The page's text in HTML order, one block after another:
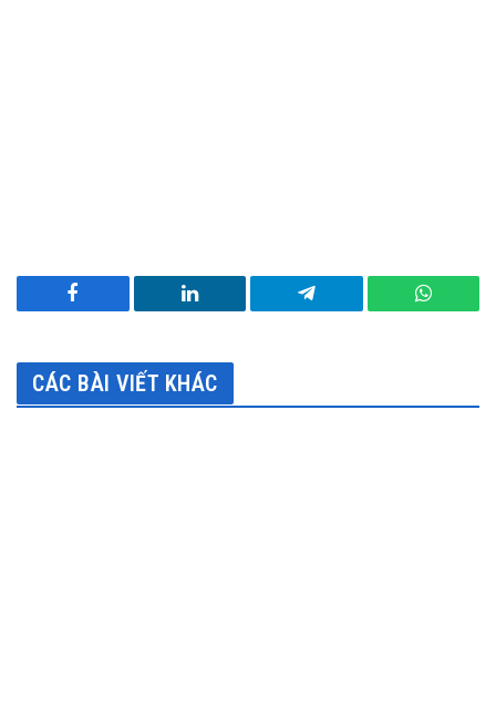
Facebook LinkedIn Telegram
CÁC BÀI VIẾT KHÁC